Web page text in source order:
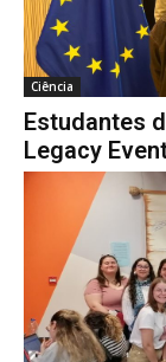
Ciência
Estudantes
Legacy